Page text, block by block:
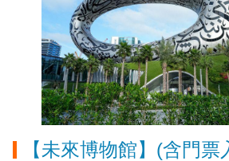
【未來博物館】(含門票